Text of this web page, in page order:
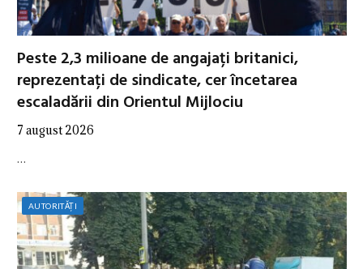
Peste 2,3 milioane de angajați britanici,
reprezentați de sindicate, cer încetarea
escaladării din Orientul Mijlociu
7 august 2026
…
AUTORITĂȚI